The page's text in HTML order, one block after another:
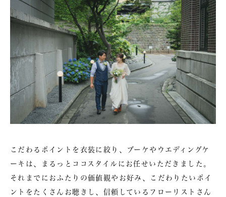
こだわるポイントを衣装に絞り、ブーケやウエディングケ
ーキは、まるっとココスタイルにお任せいただきました。
それまでにおふたりの価値観やお好み、こだわりたいポイ
ントをたくさんお聴きし、信頼しているフローリストさん